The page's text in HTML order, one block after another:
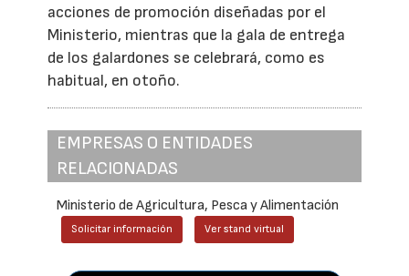
acciones de promoción diseñadas por el
Ministerio, mientras que la gala de entrega
de los galardones se celebrará, como es
habitual, en otoño.
EMPRESAS O ENTIDADES
RELACIONADAS
Ministerio de Agricultura, Pesca y Alimentación
Solicitar información Ver stand virtual